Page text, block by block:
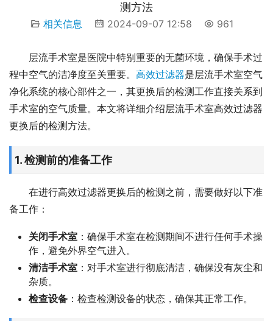
测方法
相关信息 2024-09-07 12:58 961
层流手术室是医院中特别重要的无菌环境，确保手术过
程中空气的洁净度至关重要。 高效过滤器是层流手术室空气
净化系统的核心部件之一，其更换后的检测工作直接关系到
手术室的空气质量。本文将详细介绍层流手术室高效过滤器
更换后的检测方法。
1. 检测前的准备工作
在进行高效过滤器更换后的检测之前，需要做好以下准
备工作：
关闭手术室 ：确保手术室在检测期间不进行任何手术操
作，避免外界空气进入。
清洁手术室 ：对手术室进行彻底清洁，确保没有灰尘和
杂质。
检查设备 ：检查检测设备的状态，确保其正常工作。